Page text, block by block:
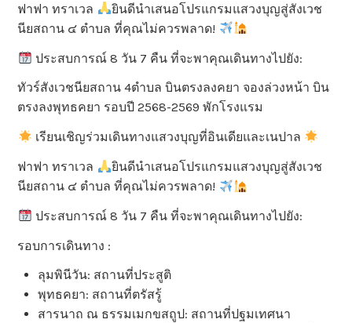
ฟาฟา ทราเวล
ยินดีนำเสนอโปรแกรมแสวงบุญสู่สังเวช
นียสถาน ๔ ตำบล ที่คุณไม่ควรพลาด!
ประสบการณ์ 8 วัน 7 คืน ที่จะพาคุณเดินทางไปยัง:
ทัวร์สังเวชนียสถาน 4ตำบล บินตรงลงคยา จองล่วงหน้า บิน
ตรงลงพุทธคยา รอบปี 2568-2569 พักโรงแรม
เรียนเชิญร่วมเดินทางแสวงบุญที่อินเดียและเนปาล
ฟาฟา ทราเวล
ยินดีนำเสนอโปรแกรมแสวงบุญสู่สังเวช
นียสถาน ๔ ตำบล ที่คุณไม่ควรพลาด!
ประสบการณ์ 8 วัน 7 คืน ที่จะพาคุณเดินทางไปยัง:
รอบการเดินทาง :
ลุมพินีวัน: สถานที่ประสูติ
พุทธคยา: สถานที่ตรัสรู้
สารนาถ ณ ธรรมเมกขสถูป: สถานที่ปฐมเทศนา